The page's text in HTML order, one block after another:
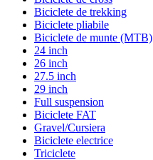
Biciclete de trekking
Biciclete pliabile
Biciclete de munte (MTB)
24 inch
26 inch
27.5 inch
29 inch
Full suspension
Biciclete FAT
Gravel/Cursiera
Biciclete electrice
Triciclete